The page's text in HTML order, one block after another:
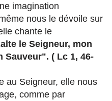
imagination
nous le dévoile sur
chante le
le Seigneur, mon
Sauveur". ( Lc 1, 46-
au Seigneur, elle nous
comme par